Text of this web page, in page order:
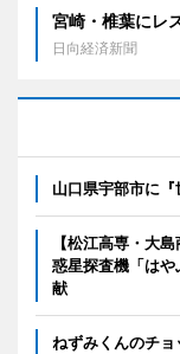
宮崎・椎葉にレ
日向経済新聞
山口県宇部市に『
【松江高専・大
惑星探査機「は
献
ねずみくんのチ